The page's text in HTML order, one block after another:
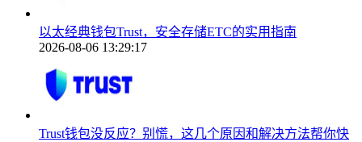
以太经典钱包Trust，安全存储ETC的实用指南
2026-08-06 13:29:17
Trust钱包没反应？别慌，这几个原因和解决方法帮你快